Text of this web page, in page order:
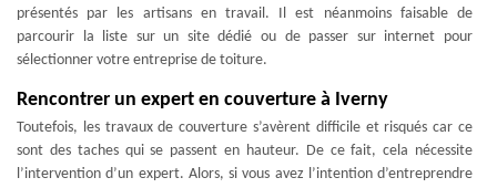
présentés par les artisans en travail. Il est néanmoins faisable de
parcourir la liste sur un site dédié ou de passer sur internet pour
sélectionner votre entreprise de toiture.
Rencontrer un expert en couverture à Iverny
Toutefois, les travaux de couverture s’avèrent difficile et risqués car ce
sont des taches qui se passent en hauteur. De ce fait, cela nécessite
l’intervention d’un expert. Alors, si vous avez l’intention d’entreprendre